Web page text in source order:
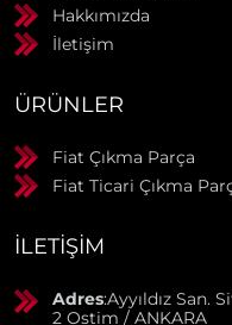
Hakkımızda
İletişim
ÜRÜNLER
Fiat Çıkma Parça
Fiat Ticari Çıkma
İLETIŞIM
Adres:Ayyıldız San.
2 Ostim / ANKARA